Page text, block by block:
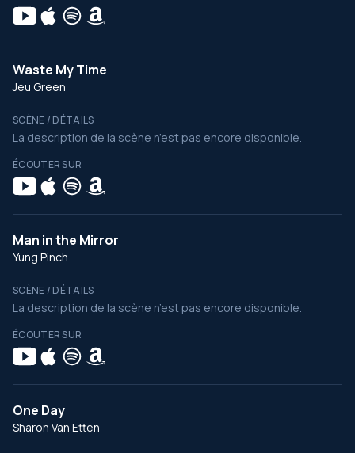
Waste My Time
Jeu Green
SCÈNE / DÉTAILS
La description de la scène n’est pas encore disponible.
ÉCOUTER SUR
Man in the Mirror
Yung Pinch
SCÈNE / DÉTAILS
La description de la scène n’est pas encore disponible.
ÉCOUTER SUR
One Day
Sharon Van Etten